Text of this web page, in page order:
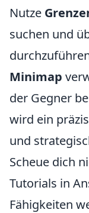
Nutze
suchen und
Minimap
der Gegner
wird ein
und
Scheue dich
Tutorials in
Fähigkeiten